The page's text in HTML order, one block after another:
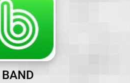
BAND